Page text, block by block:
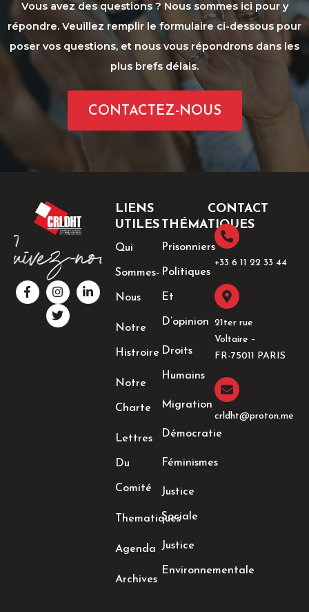
Vous avez des questions ? Nous sommes ici pour y
répondre. Veuillez remplir le formulaire ci-dessous pour
poser vos questions, et nous vous répondrons dans les
plus brefs délais.
CONTACTEZ-NOUS
F
a
c
I
n
s
t
a
L
i
n
T
w
i
t
t
LIENS
UTILES
Qui
Sommes-
Nous
Notre
Histroire
Notre
Charte
Lettres
Du
Comité
Thematiques
Agenda
Archives
THÉMATIQUES
Prisonniers
Politiques
Et
D’opinion
Droits
Humains
Migration
Démocratie
Féminismes
Justice
Sociale
Justice
Environnementale
CONTACT
+33 6 11 22 33 44​
21ter rue
Voltaire –
FR-75011 PARIS
crldht@proton.me